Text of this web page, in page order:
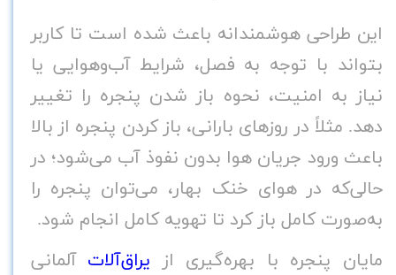
این طراحی هوشمندانه باعث شده است تا کاربر
بتواند با توجه به فصل، شرایط آب‌و‌هوایی یا
نیاز به امنیت، نحوه باز شدن پنجره را تغییر
دهد. مثلاً در روزهای بارانی، باز کردن پنجره از بالا
باعث ورود جریان هوا بدون نفوذ آب می‌شود؛ در
حالی‌که در هوای خنک بهار، می‌توان پنجره را
به‌صورت کامل باز کرد تا تهویه کامل انجام شود.
مایان پنجره با بهره‌گیری از یراق‌آلات آلمانی